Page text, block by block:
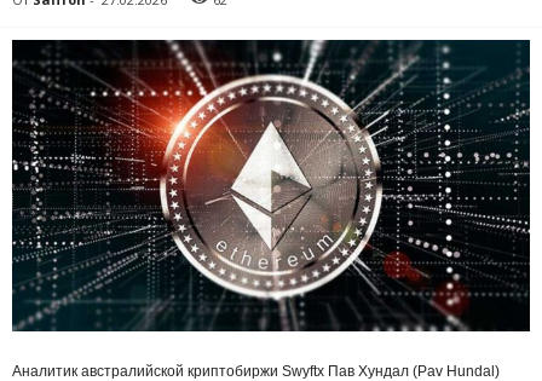
Аналитик австралийской криптобиржи Swyftx Пав Хундал (Pav Hundal)